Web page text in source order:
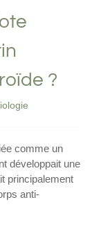
?
comme un
développait une
principalement
anti-